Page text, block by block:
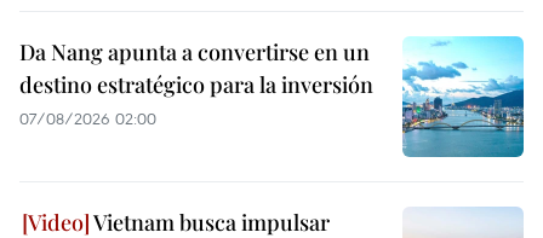
Da Nang apunta a convertirse en un
destino estratégico para la inversión
07/08/2026 02:00
Vietnam busca impulsar